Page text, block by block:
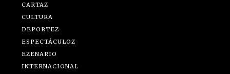
CARTAZ
CULTURA
DEPORTEZ
ESPECTÁCULOZ
EZENARIO
INTERNACIONAL